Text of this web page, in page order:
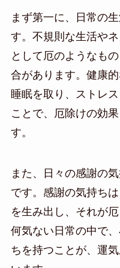
まず第一に、日常の
す。不規則な生活や
として厄のようなも
合があります。健康
睡眠を取り、ストレ
ことで、厄除けの効
す。
また、日々の感謝の
です。感謝の気持ち
を生み出し、それが
何気ない日常の中で
ちを持つことが、運